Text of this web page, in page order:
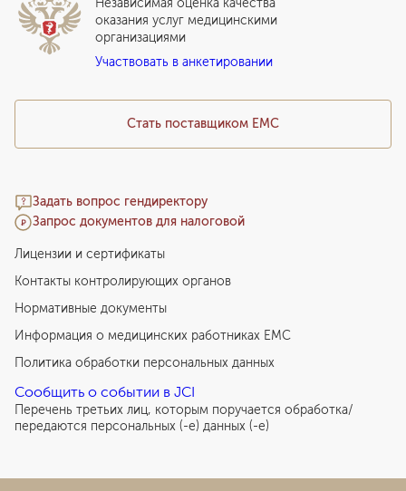
Прайс-лист
Подарочный сертификат EMC
Медицинский туризм
Программы привилегий
Стать поставщиком ЕМС
Задать вопрос гендиректору
Запрос документов для налоговой
Независимая оценка качества
оказания услуг медицинскими
организациями
Участвовать в анкетировании
Лицензии и сертификаты
Контакты контролирующих органов
Нормативные документы
Информация о медицинских работниках EMC
Политика обработки персональных данных
Сообщить о событии в JCI
Перечень третьих лиц, которым поручается обработка/
передаются персональных (-е) данных (-е)